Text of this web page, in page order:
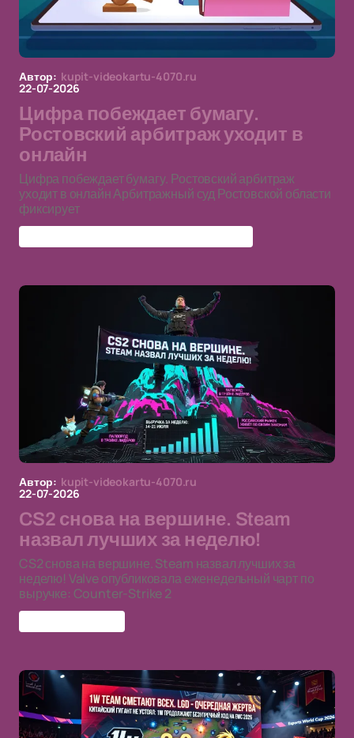
Автор: kupit-videokartu-4070.ru
22-07-2026
Цифра побеждает бумагу.
Ростовский арбитраж уходит в
онлайн
Цифра побеждает бумагу. Ростовский арбитраж
уходит в онлайн Арбитражный суд Ростовской области
фиксирует
Автор: kupit-videokartu-4070.ru
22-07-2026
CS2 снова на вершине. Steam
назвал лучших за неделю!
CS2 снова на вершине. Steam назвал лучших за
неделю! Valve опубликовала еженедельный чарт по
выручке: Counter-Strike 2